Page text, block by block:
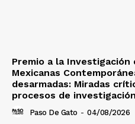
Premio a la
Mexicanas
desarmadas: Miradas
procesos de
Paso De Gato - 04/08/2026